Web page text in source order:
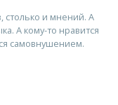
столько и мнений. А
А кому-то нравится
самовнушением.